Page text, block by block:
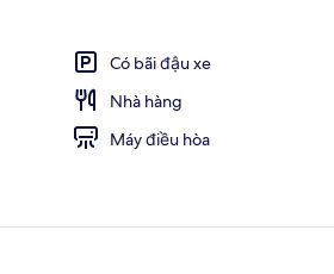
nơi lưu trú
Có bãi đậu xe
Nhà hàng
Máy điều hòa